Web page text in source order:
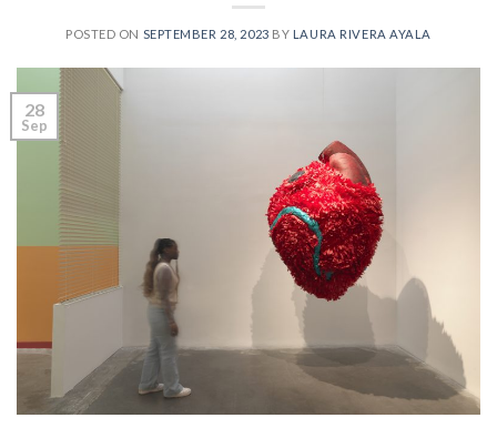
POSTED ON SEPTEMBER 28, 2023 BY LAURA RIVERA AYALA
28
Sep